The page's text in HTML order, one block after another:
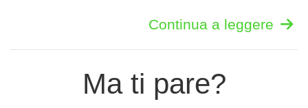
Continua a leggere
Ma ti pare?